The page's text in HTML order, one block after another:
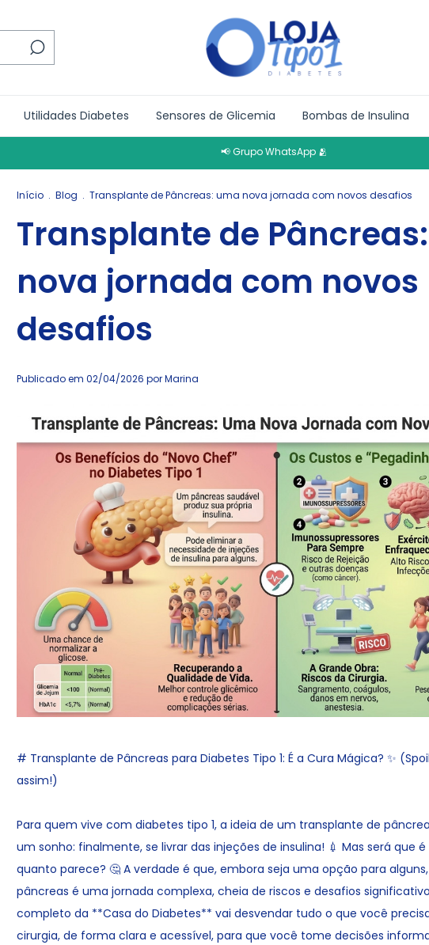
Utilidades Diabetes Sensores de Glicemia Bombas de Insulina
📢 Grupo WhatsApp 🫂
Início . Blog . Transplante de Pâncreas: uma nova jornada com novos desafios
Transplante de
nova jornada com novos
desafios
Publicado em 02/04/2026 por Marina
# Transplante de Pâncreas para Diabetes Tipo 1: É a Cura Mágica? ✨
assim!)
Para quem vive com diabetes tipo 1, a ideia de um transplante de
um sonho: finalmente, se livrar das injeções de insulina! 💉 Mas será que
quanto parece? 🤔 A verdade é que, embora seja uma opção para
pâncreas é uma jornada complexa, cheia de riscos e desafios
completo da **Casa do Diabetes** vai desvendar tudo o que você
cirurgia, de forma clara e acessível, para que você tome decisões